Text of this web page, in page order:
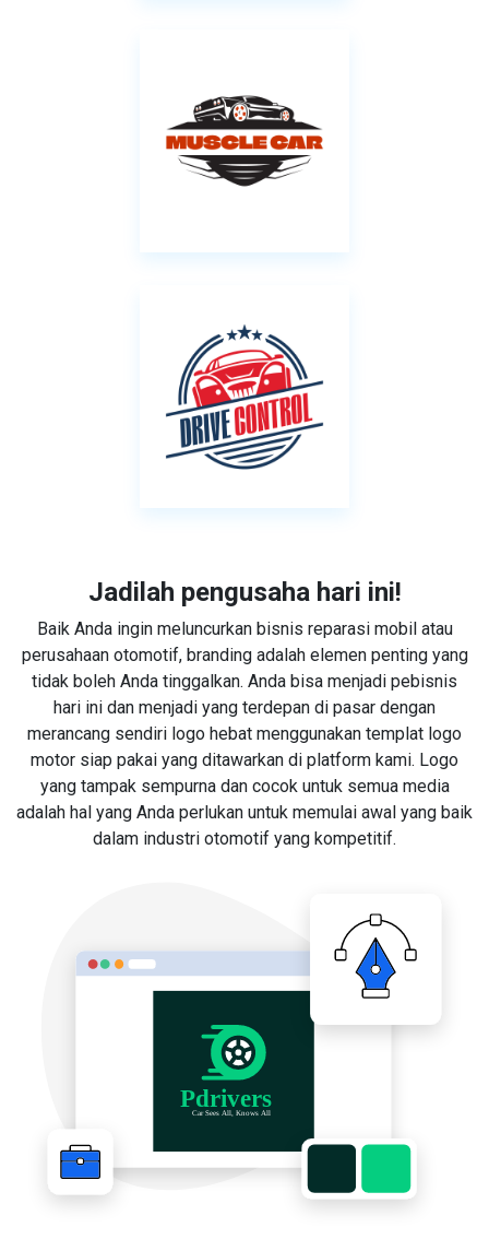
Jadilah pengusaha hari ini!
Baik Anda ingin meluncurkan bisnis reparasi mobil atau
perusahaan otomotif, branding adalah elemen penting yang
tidak boleh Anda tinggalkan. Anda bisa menjadi pebisnis
hari ini dan menjadi yang terdepan di pasar dengan
merancang sendiri logo hebat menggunakan templat logo
motor siap pakai yang ditawarkan di platform kami. Logo
yang tampak sempurna dan cocok untuk semua media
adalah hal yang Anda perlukan untuk memulai awal yang baik
dalam industri otomotif yang kompetitif.